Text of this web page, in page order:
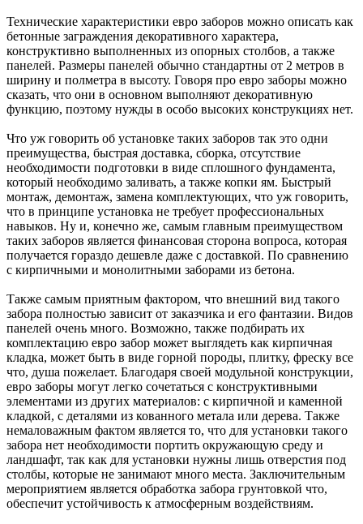
Технические характеристики евро заборов можно описать как
бетонные заграждения декоративного характера,
конструктивно выполненных из опорных столбов, а также
панелей. Размеры панелей обычно стандартны от 2 метров в
ширину и полметра в высоту. Говоря про евро заборы можно
сказать, что они в основном выполняют декоративную
функцию, поэтому нужды в особо высоких конструкциях нет.
Что уж говорить об установке таких заборов так это одни
преимущества, быстрая доставка, сборка, отсутствие
необходимости подготовки в виде сплошного фундамента,
который необходимо заливать, а также копки ям. Быстрый
монтаж, демонтаж, замена комплектующих, что уж говорить,
что в принципе установка не требует профессиональных
навыков. Ну и, конечно же, самым главным преимуществом
таких заборов является финансовая сторона вопроса, которая
получается гораздо дешевле даже с доставкой. По сравнению
с кирпичными и монолитными заборами из бетона.
Также самым приятным фактором, что внешний вид такого
забора полностью зависит от заказчика и его фантазии. Видов
панелей очень много. Возможно, также подбирать их
комплектацию евро забор может выглядеть как кирпичная
кладка, может быть в виде горной породы, плитку, фреску все
что, душа пожелает. Благодаря своей модульной конструкции,
евро заборы могут легко сочетаться с конструктивными
элементами из других материалов: с кирпичной и каменной
кладкой, с деталями из кованного метала или дерева. Также
немаловажным фактом является то, что для установки такого
забора нет необходимости портить окружающую среду и
ландшафт, так как для установки нужны лишь отверстия под
столбы, которые не занимают много места. Заключительным
мероприятием является обработка забора грунтовкой что,
обеспечит устойчивость к атмосферным воздействиям.